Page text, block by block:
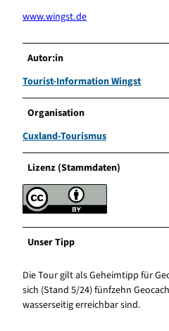
www.wingst.de
Autor:in
Tourist-Information Wingst
Organisation
Cuxland-Tourismus
Lizenz (Stammdaten)
Unser Tipp
Die Tour gilt als Geheimtipp für
sich (Stand 5/24) fünfzehn
wasserseitig erreichbar sind.